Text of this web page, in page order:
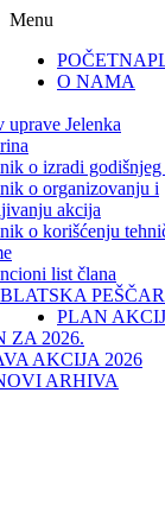
Menu
POČETNA
O NAMA
uprave Jelenka
o izradi godišnjeg
o organizovanju i
akcija
o korišćenju
list člana
PLAN
ZA 2026.
AKCIJA 2026
ARHIVA